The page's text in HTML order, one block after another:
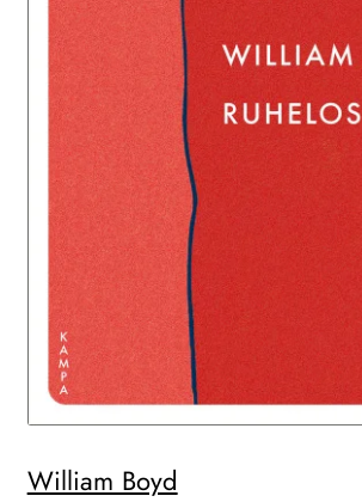
WEITERE VERLAGE
Search:
William Boyd